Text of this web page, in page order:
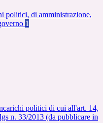
politici, di amministrazione,
1
politici di cui all'art. 14,
n. 33/2013 (da pubblicare in